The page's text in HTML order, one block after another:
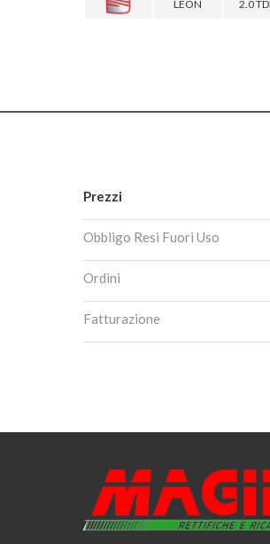
LEON 2.0 TDI
Prezzi
Obbligo Resi Fuori Uso
Ordini
Fatturazione